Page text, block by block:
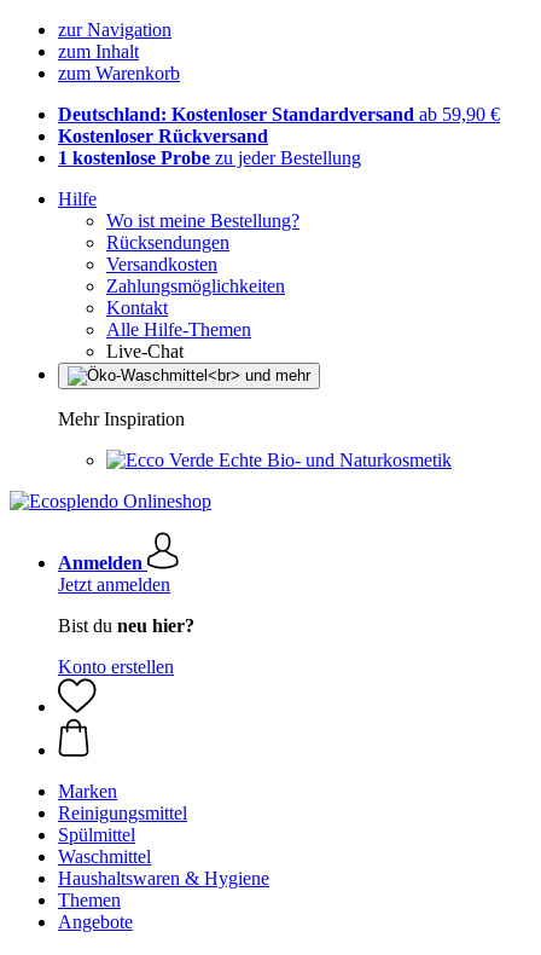
zur Navigation
zum Inhalt
zum Warenkorb
Deutschland: Kostenloser Standardversand ab 59,90 €
Kostenloser Rückversand
1 kostenlose Probe zu jeder Bestellung
Hilfe
Wo ist meine Bestellung?
Rücksendungen
Versandkosten
Zahlungsmöglichkeiten
Kontakt
Alle Hilfe-Themen
Live-Chat
Mehr Inspiration
Echte Bio- und Naturkosmetik
Anmelden
Jetzt anmelden
Bist du neu hier?
Konto erstellen
Marken
Reinigungsmittel
Spülmittel
Waschmittel
Haushaltswaren & Hygiene
Themen
Angebote